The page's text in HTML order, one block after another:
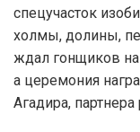
спецучасток
холмы, долины,
ждал гонщиков на
а церемония
Агадира,